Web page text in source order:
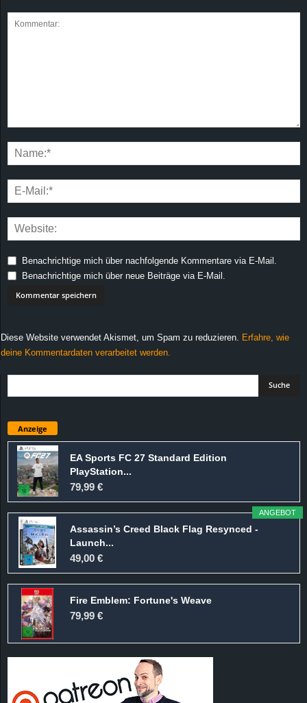
Benachrichtige mich über nachfolgende Kommentare via E-Mail.
Benachrichtige mich über neue Beiträge via E-Mail.
Diese Website verwendet Akismet, um Spam zu reduzieren.
Erfahre, wie
deine Kommentardaten verarbeitet werden.
Anzeige
EA Sports FC 27 Standard Edition
PlayStation...
79,99 €
ANGEBOT
Assassin’s Creed Black Flag Resynced -
Launch...
49,00 €
Fire Emblem: Fortune's Weave
79,99 €